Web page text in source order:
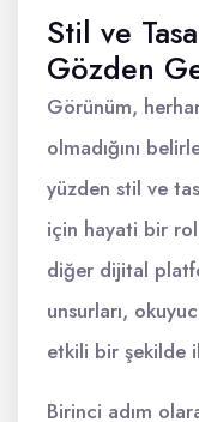
Stil ve
Gözden
Görünüm,
olmadığını
yüzden stil ve
için hayati bir
diğer dijital
unsurları,
etkili bir şekilde
Birinci adım